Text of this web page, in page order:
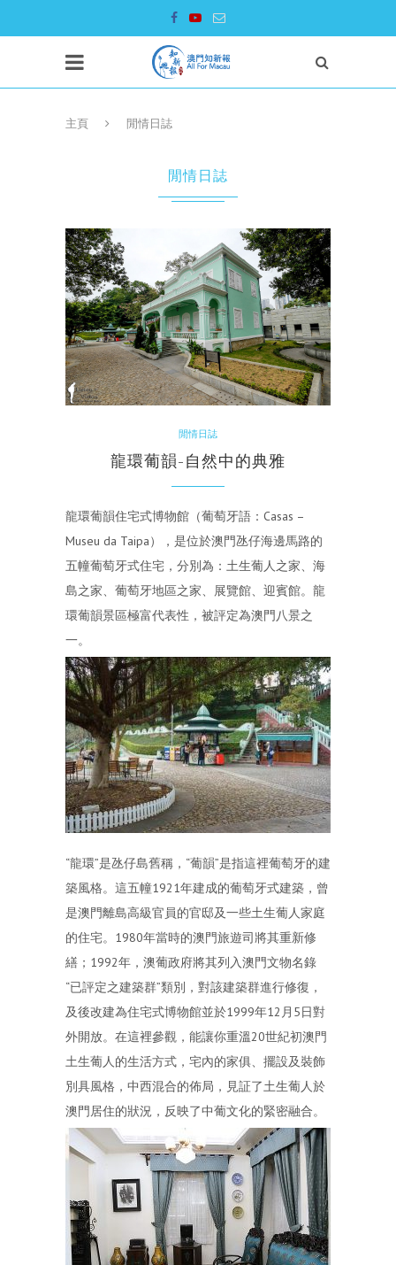
主頁 閒情日誌
閒情日誌
閒情日誌
龍環葡韻-自然中的典雅
龍環葡韻住宅式博物館（葡萄牙語：Casas –
Museu da Taipa），是位於澳門氹仔海邊馬路的
五幢葡萄牙式住宅，分別為：土生葡人之家、海
島之家、葡萄牙地區之家、展覽館、迎賓館。龍
環葡韻景區極富代表性，被評定為澳門八景之
一。
“龍環”是氹仔島舊稱，“葡韻”是指這裡葡萄牙的建
築風格。這五幢1921年建成的葡萄牙式建築，曾
是澳門離島高級官員的官邸及一些土生葡人家庭
的住宅。1980年當時的澳門旅遊司將其重新修
繕；1992年，澳葡政府將其列入澳門文物名錄
“已評定之建築群”類別，對該建築群進行修復，
及後改建為住宅式博物館並於1999年12月5日對
外開放。在這裡參觀，能讓你重溫20世紀初澳門
土生葡人的生活方式，宅內的家俱、擺設及裝飾
別具風格，中西混合的佈局，見証了土生葡人於
澳門居住的狀況，反映了中葡文化的緊密融合。